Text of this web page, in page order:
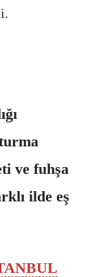
ve fuhşa
ilde eş